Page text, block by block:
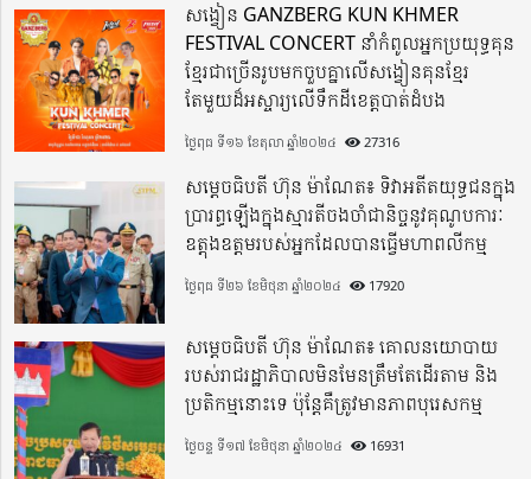
សង្វៀន GANZBERG KUN KHMER
FESTIVAL CONCERT នាំកំពូលអ្នកប្រយុទ្ធគុន
ខ្មែរជាច្រើនរូបមកចួបគ្នាលើសង្វៀនគុនខ្មែរ
តែមួយដ៏អស្ចារ្យលើទឹកដីខេត្តបាត់ដំបង
ថ្ងៃពុធ ទី១៦ ខែតុលា ឆ្នាំ២០២៤ 27316
សម្តេចធិបតី ហ៊ុន ម៉ាណែត៖ ទិវាអតីតយុទ្ធជនក្នុង
ប្រារព្ធឡើងក្នុងស្មារតីចងចាំជានិច្ចនូវគុណូបការៈ
ឧត្តុងឧត្តមរបស់អ្នកដែលបានធ្វើមហាពលីកម្ម
ថ្ងៃពុធ ទី២៦ ខែមិថុនា ឆ្នាំ២០២៤ 17920
សម្តេចធិបតី ហ៊ុន ម៉ាណែត៖ គោលនយោបាយ
របស់រាជរដ្ឋាភិបាលមិនមែនត្រឹមតែដើរតាម និង
ប្រតិកម្មនោះទេ ប៉ុន្តែគឺត្រូវមានភាពបុរេសកម្ម
ថ្ងៃចន្ទ ទី១៧ ខែមិថុនា ឆ្នាំ២០២៤ 16931